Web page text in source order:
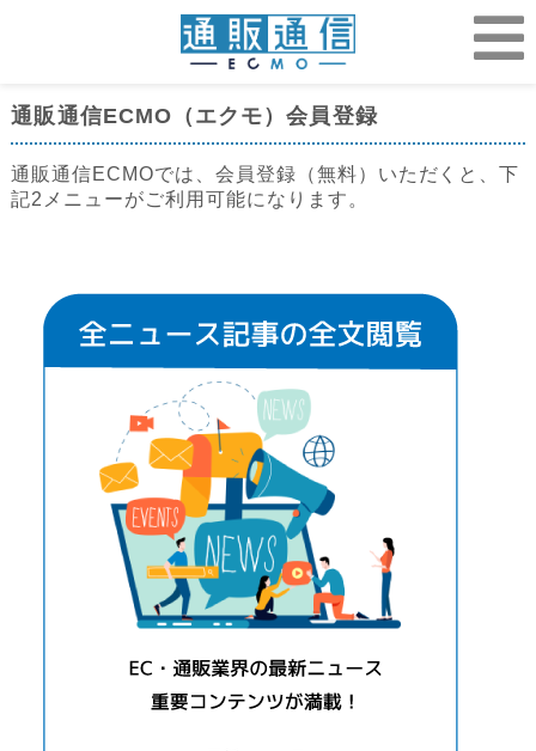
通販通信ECMO（エクモ）会員登録
通販通信ECMOでは、会員登録（無料）いただくと、下
記2メニューがご利用可能になります。